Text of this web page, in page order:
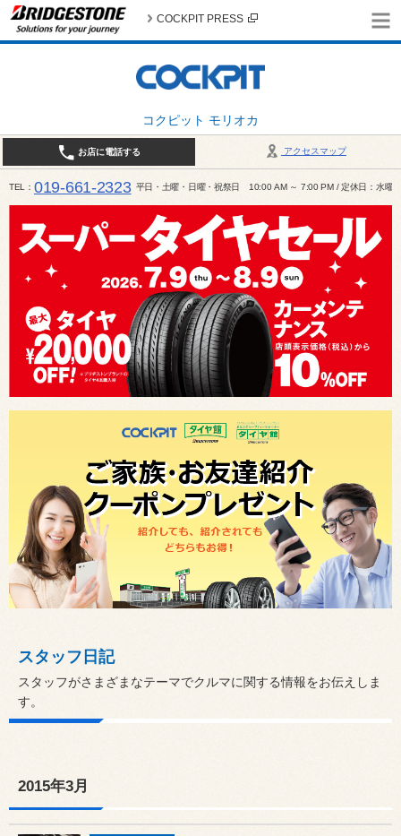
コクピット モリオカ
COCKPIT PRESS
アクセスマップ
お店に電話する
TEL 019-661-2323 平日・土曜・日曜・祝祭日 10:00 AM ～ 7:00 PM / 定休日：水曜
スタッフ日記
スタッフがさまざまなテーマでクルマに関する情報をお伝えしま
す。
2015年3月